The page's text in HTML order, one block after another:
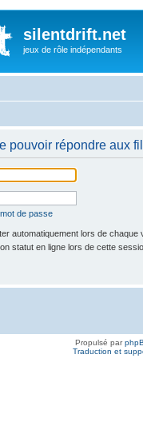
silentdrift.net
jeux de rôle indépendants
pouvoir répondre aux
de passe
automatiquement lors de chaque
statut en ligne lors de cette
Propulsé par
Traduction et